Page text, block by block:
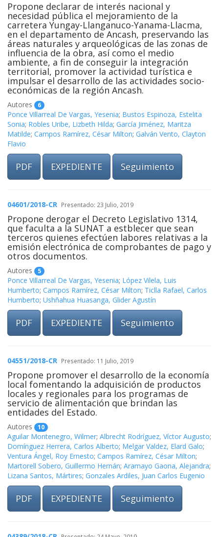
Propone declarar de interés nacional y
necesidad pública el mejoramiento de la
carretera Yungay-Llanganuco-Yanama-Llacma,
en el departamento de Ancash, preservando las
áreas naturales y arqueológicas de las zonas de
influencia de la obra, así como el medio
ambiente, a fin de conseguir la integración
territorial, promover la actividad turística e
impulsar el desarrollo de las actividades socio-
económicas de la región Ancash.
Autores 6
Ponce Villarreal De Vargas, Yesenia; Bustos Espinoza, Estelita
Sonia; Robles Uribe, Lizbeth Hilda; García Jiménez, Maritza
Matilde; Campos Ramírez, César Milton; Galván Vento, Clayton
Flavio
PDF EXPEDIENTE Seguimiento
04601/2018-CR Presentado: 23 Julio, 2019
Propone derogar el Decreto Legislativo 1314,
que faculta a la SUNAT a estblecer que sean
terceros quienes efectúen labores relativas a la
emisión electrónica de comprobantes de pago y
otros documentos.
Autores 5
Ponce Villarreal De Vargas, Yesenia; López Vilela, Luis
Humberto; Campos Ramírez, César Milton; Ticlla Rafael, Carlos
Humberto; Ushñahua Huasanga, Glider Agustín
PDF EXPEDIENTE Seguimiento
04551/2018-CR Presentado: 11 Julio, 2019
Propone promover el desarrollo de la economía
local fomentando la adquisición de productos
locales y regionales para los programas de
servicio de alimentación que brindan las
entidades del Estado.
Autores 10
Aguilar Montenegro, Wilmer; Albrecht Rodríguez, Víctor Augusto;
Domínguez Herrera, Carlos Alberto; Melgar Valdez, Elard Galo;
Ventura Ángel, Roy Ernesto; Campos Ramírez, César Milton;
Martorell Sobero, Guillermo Hernán; Aramayo Gaona, Alejandra;
Lizana Santos, Mártires; Gonzales Ardiles, Juan Carlos Eugenio
PDF EXPEDIENTE Seguimiento